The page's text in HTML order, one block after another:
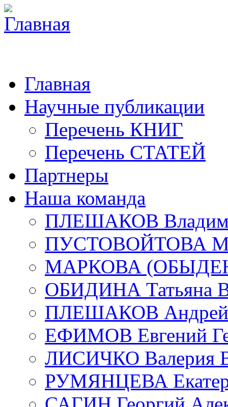
Главная
Научные публикации
Перечень КНИГ
Перечень СТАТЕЙ
Партнеры
Наша команда
ПЛЕШАКОВ
ПУСТОВОЙТОВА
МАРКОВА
ОБИДИНА Татьяна
ПЛЕШАКОВ Андрей
ЕФИМОВ Евгений
ЛИСИЧКО Валерия
РУМЯНЦЕВА